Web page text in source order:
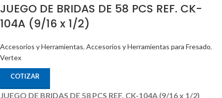
JUEGO DE BRIDAS DE 58 PCS REF. CK-
104A (9/16 x 1/2)
Accesorios y Herramientas, Accesorios y Herramientas para Fresado,
Vertex
COTIZAR
JUEGO DE BRIDAS DE 58 PCS REF. CK-104A (9/16 x 1/2)